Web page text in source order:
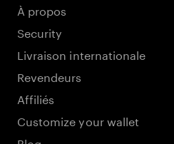
À propos
Security
Livraison internationale
Revendeurs
Affiliés
Customize your wallet